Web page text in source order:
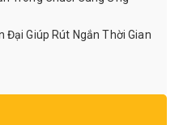
Đại Giúp Rút Ngắn Thời Gian